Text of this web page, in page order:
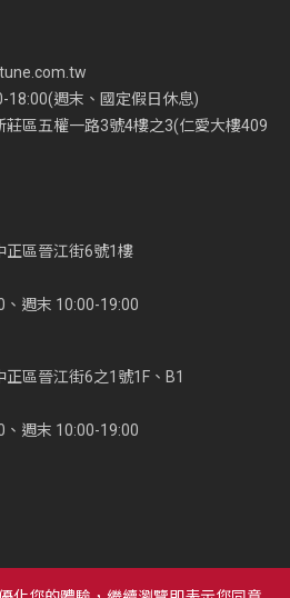
18:00(週末、國定假日休息)
區五權一路3號4樓之3(仁愛大樓409
正區晉江街6號1樓
週末 10:00-19:00
區晉江街6之1號1F、B1
週末 10:00-19:00